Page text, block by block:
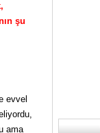
şu
evvel
ama